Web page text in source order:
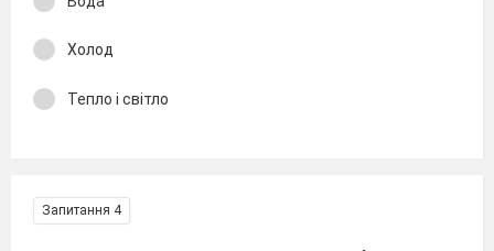
Холод
Тепло і світло
Запитання 4